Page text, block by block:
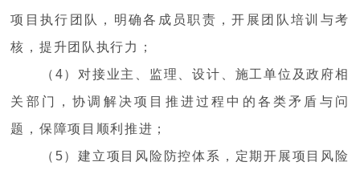
项目执行团队，明确各成员职责，开展团队培训与考
核，提升团队执行力；
（4）对接业主、监理、设计、施工单位及政府相
关部门，协调解决项目推进过程中的各类矛盾与问
题，保障项目顺利推进；
（5）建立项目风险防控体系，定期开展项目风险